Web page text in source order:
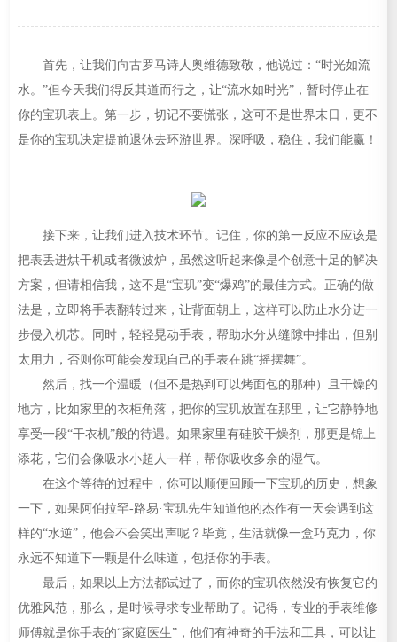
首先，让我们向古罗马诗人奥维德致敬，他说过：“时光如流
水。”但今天我们得反其道而行之，让“流水如时光”，暂时停止在
你的宝玑表上。第一步，切记不要慌张，这可不是世界末日，更不
是你的宝玑决定提前退休去环游世界。深呼吸，稳住，我们能赢！
接下来，让我们进入技术环节。记住，你的第一反应不应该是
把表丢进烘干机或者微波炉，虽然这听起来像是个创意十足的解决
方案，但请相信我，这不是“宝玑”变“爆鸡”的最佳方式。正确的做
法是，立即将手表翻转过来，让背面朝上，这样可以防止水分进一
步侵入机芯。同时，轻轻晃动手表，帮助水分从缝隙中排出，但别
太用力，否则你可能会发现自己的手表在跳“摇摆舞”。
然后，找一个温暖（但不是热到可以烤面包的那种）且干燥的
地方，比如家里的衣柜角落，把你的宝玑放置在那里，让它静静地
享受一段“干衣机”般的待遇。如果家里有硅胶干燥剂，那更是锦上
添花，它们会像吸水小超人一样，帮你吸收多余的湿气。
在这个等待的过程中，你可以顺便回顾一下宝玑的历史，想象
一下，如果阿伯拉罕-路易·宝玑先生知道他的杰作有一天会遇到这
样的“水逆”，他会不会笑出声呢？毕竟，生活就像一盒巧克力，你
永远不知道下一颗是什么味道，包括你的手表。
最后，如果以上方法都试过了，而你的宝玑依然没有恢复它的
优雅风范，那么，是时候寻求专业帮助了。记得，专业的手表维修
师傅就是你手表的“家庭医生”，他们有神奇的手法和工具，可以让